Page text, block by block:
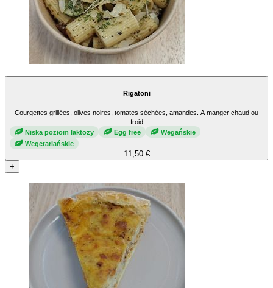
Rigatoni
Courgettes grillées, olives noires, tomates séchées, amandes. A manger chaud ou
froid
Niska poziom laktozy
Egg free
Wegańskie
Wegetariańskie
11,50 €
+